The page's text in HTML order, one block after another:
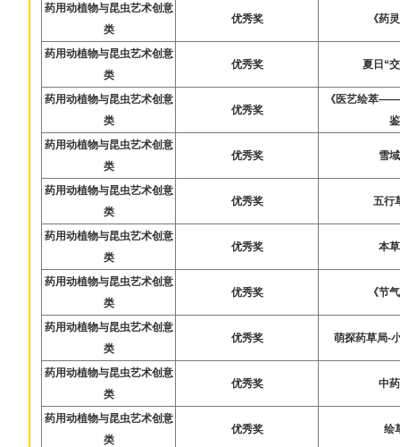
药用动植物与昆虫艺术创意
类
优秀奖 《药
药用动植物与昆虫艺术创意
类
优秀奖 夏日“
药用动植物与昆虫艺术创意
类
优秀奖
《医艺绘萃
药用动植物与昆虫艺术创意
类
优秀奖 雪
药用动植物与昆虫艺术创意
类
优秀奖 五行
药用动植物与昆虫艺术创意
类
优秀奖 本
药用动植物与昆虫艺术创意
类
优秀奖 《节
药用动植物与昆虫艺术创意
类
优秀奖 萌探药草局-
药用动植物与昆虫艺术创意
类
优秀奖 中
药用动植物与昆虫艺术创意
类
优秀奖 绘